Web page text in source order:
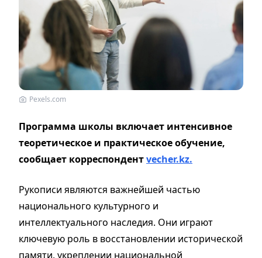
Pexels.com
Программа школы включает интенсивное
теоретическое и практическое обучение,
сообщает корреспондентvecher.kz.
Рукописи являются важнейшей частью
национального культурного и
интеллектуального наследия. Они играют
ключевую роль в восстановлении исторической
памяти, укреплении национальной